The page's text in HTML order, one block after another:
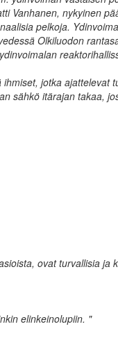
Vanhanen, nykyinen
pelkoja.
Olkiluodon
jotka ajattelevat
sähkö itärajan takaa,
ovat turvallisia ja
elinkeinolupiin. "